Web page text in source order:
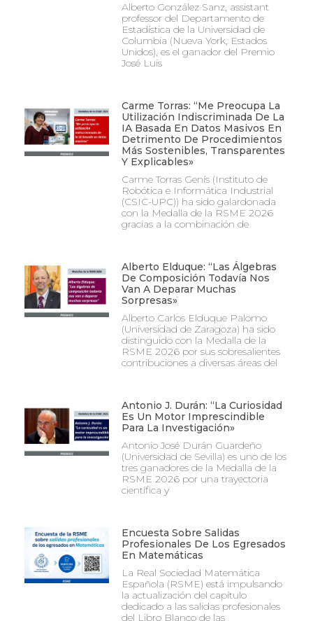
Alberto González Sanz, assistant
professor del Departamento de
Estadística de la Universidad de
Columbia (Nueva York, Estados
Unidos), es el ganador del Premio
José Luis
Carme Torras: “Me Preocupa La
Utilización Indiscriminada De La
IA Basada En Datos Masivos En
Detrimento De Procedimientos
Más Sostenibles, Transparentes
Y Explicables»
Carme Torras Genís (Instituto de
Robótica e Informática Industrial
(CSIC-UPC)) ha sido galardonada
con la Medalla de la RSME 2026
gracias a la combinación de
Alberto Elduque: “Las Álgebras
De Composición Todavía Nos
Van A Deparar Muchas
Sorpresas»
Alberto Carlos Elduque Palomo
(Universidad de Zaragoza) ha sido
distinguido con la Medalla de la
RSME 2026 por sus sobresalientes
contribuciones a diversas áreas del
Antonio J. Durán: “La Curiosidad
Es Un Motor Imprescindible
Para La Investigación»
Antonio José Durán Guardeño
(Universidad de Sevilla) es uno de los
tres ganadores de la Medalla de la
RSME 2026 por una trayectoria
científica y
Encuesta Sobre Salidas
Profesionales De Los Egresados
En Matemáticas
La Real Sociedad Matemática
Española (RSME) está impulsando
la actualización del capítulo
dedicado a las salidas profesionales
del Libro Blanco de las